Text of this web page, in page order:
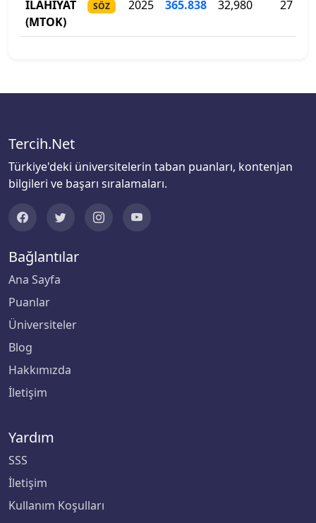
Batman Üniversitesi
Bilecik Şeyh Edebali Üniversitesi
Bitlis Eren Üniversitesi
Boğaziçi Üniversitesi
Burdur Mehmet Akif Ersoy Üniversitesi
Bursa Uludağ Üniversitesi
Çağ Üniversitesi
Çanakkale Onsekiz Mart Üniversitesi
İLAHİYAT
(MTOK)
SÖZ 2025 365.838 32,980 27
Tercih.Net
Türkiye'deki üniversitelerin taban puanları, kontenjan
bilgileri ve başarı sıralamaları.
Bağlantılar
Ana Sayfa
Puanlar
Üniversiteler
Blog
Hakkımızda
İletişim
Yardım
SSS
İletişim
Kullanım Koşulları